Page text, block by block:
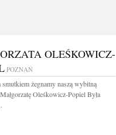
OLEŚKOWICZ-
POZNAŃ
smutkiem żegnamy naszą wybitną
Oleśkowicz-Popiel Była